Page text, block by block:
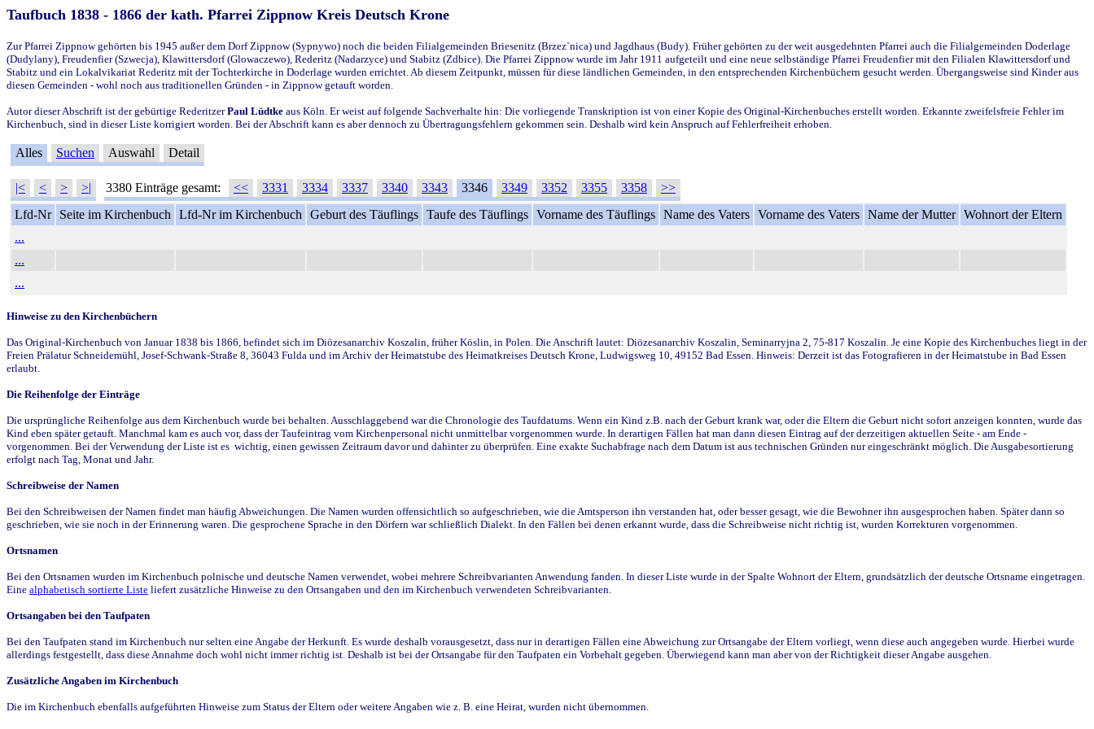
Taufbuch 1838 - 1866 der kath. Pfarrei Zippnow Kreis Deutsch Krone
Zur Pfarrei Zippnow gehörten bis 1945 außer dem Dorf Zippnow (Sypnywo) noch die beiden Filialgemeinden Briesenitz (Brzez`nica) und Jagdhaus (Budy). Früher gehörten zu der weit ausgedehnten Pfarrei auch die Filialgemeinden Doderlage
(Dudylany), Freudenfier (Szwecja), Klawittersdorf (Glowaczewo), Rederitz (Nadarzyce) und Stabitz (Zdbice). Die Pfarrei Zippnow wurde im Jahr 1911 aufgeteilt und eine neue selbständige Pfarrei Freudenfier mit den Filialen Klawittersdorf und
Stabitz und ein Lokalvikariat Rederitz mit der Tochterkirche in Doderlage wurden errichtet. Ab diesem Zeitpunkt, müssen für diese ländlichen Gemeinden, in den entsprechenden Kirchenbüchern gesucht werden. Übergangsweise sind Kinder aus
diesen Gemeinden - wohl noch aus traditionellen Gründen - in Zippnow getauft worden.
Autor dieser Abschrift ist der gebürtige RederitzerPaul Lüdtke aus Köln. Er weist auf folgende Sachverhalte hin: Die vorliegende Transkription ist von einer Kopie des Original-Kirchenbuches erstellt worden. Erkannte zweifelsfreie Fehler im
Kirchenbuch, sind in dieser Liste korrigiert worden. Bei der Abschrift kann es aber dennoch zu Übertragungsfehlern gekommen sein. Deshalb wird kein Anspruch auf Fehlerfreiheit erhoben.
Alles Suchen Auswahl Detail
|< < > >| 3380 Einträge gesamt: << 3331 3334 3337 3340 3343 3346 3349 3352 3355 3358
>>
Lfd-Nr
Seite im Kirchenbuch Lfd-Nr im Kirchenbuch Geburt des Täuflings Taufe des Täuflings Vorname des Täuflings Name des Vaters Vorname des Vaters Name der Mutter Wohnort der Eltern
...
...
...
Hinweise zu den Kirchenbüchern
Das Original-Kirchenbuch von Januar 1838 bis 1866, befindet sich im Diözesanarchiv Koszalin, früher Köslin, in Polen. Die Anschrift lautet: Diözesanarchiv Koszalin, Seminarryjna 2, 75-817 Koszalin. Je eine Kopie des Kirchenbuches liegt in der
Freien Prälatur Schneidemühl, Josef-Schwank-Straße 8, 36043 Fulda und im Archiv der Heimatstube des Heimatkreises Deutsch Krone, Ludwigsweg 10, 49152 Bad Essen. Hinweis: Derzeit ist das Fotografieren in der Heimatstube in Bad Essen
erlaubt.
Die Reihenfolge der Einträge
Die ursprüngliche Reihenfolge aus dem Kirchenbuch wurde bei behalten. Ausschlaggebend war die Chronologie des Taufdatums. Wenn ein Kind z.B. nach der Geburt krank war, oder die Eltern die Geburt nicht sofort anzeigen konnten, wurde das
Kind eben später getauft. Manchmal kam es auch vor, dass der Taufeintrag vom Kirchenpersonal nicht unmittelbar vorgenommen wurde. In derartigen Fällen hat man dann diesen Eintrag auf der derzeitigen aktuellen Seite - am Ende -
vorgenommen. Bei der Verwendung der Liste ist es wichtig, einen gewissen Zeitraum davor und dahinter zu überprüfen. Eine exakte Suchabfrage nach dem Datum ist aus technischen Gründen nur eingeschränkt möglich. Die Ausgabesortierung
erfolgt nach Tag, Monat und Jahr.
Schreibweise der Namen
Bei den Schreibweisen der Namen findet man häufig Abweichungen. Die Namen wurden offensichtlich so aufgeschrieben, wie die Amtsperson ihn verstanden hat, oder besser gesagt, wie die Bewohner ihn ausgesprochen haben. Später dann so
geschrieben, wie sie noch in der Erinnerung waren. Die gesprochene Sprache in den Dörfern war schließlich Dialekt. In den Fällen bei denen erkannt wurde, dass die Schreibweise nicht richtig ist, wurden Korrekturen vorgenommen.
Ortsnamen
Bei den Ortsnamen wurden im Kirchenbuch polnische und deutsche Namen verwendet, wobei mehrere Schreibvarianten Anwendung fanden. In dieser Liste wurde in der Spalte Wohnort der Eltern, grundsätzlich der deutsche Ortsname eingetragen.
Eine alphabetisch sortierte Liste liefert zusätzliche Hinweise zu den Ortsangaben und den im Kirchenbuch verwendeten Schreibvarianten.
Ortsangaben bei den Taufpaten
Bei den Taufpaten stand im Kirchenbuch nur selten eine Angabe der Herkunft. Es wurde deshalb vorausgesetzt, dass nur in derartigen Fällen eine Abweichung zur Ortsangabe der Eltern vorliegt, wenn diese auch angegeben wurde. Hierbei wurde
allerdings festgestellt, dass diese Annahme doch wohl nicht immer richtig ist. Deshalb ist bei der Ortsangabe für den Taufpaten ein Vorbehalt gegeben. Überwiegend kann man aber von der Richtigkeit dieser Angabe ausgehen.
Zusätzliche Angaben im Kirchenbuch
Die im Kirchenbuch ebenfalls aufgeführten Hinweise zum Status der Eltern oder weitere Angaben wie z. B. eine Heirat, wurden nicht übernommen.